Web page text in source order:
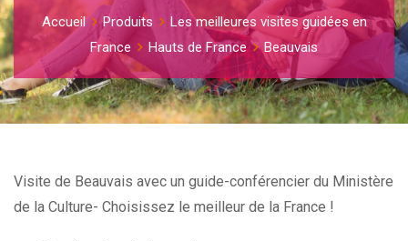
Accueil Produits
Les meilleures visites guidées en
France
Hauts de France Beauvais
Visite de Beauvais avec un guide-conférencier du Ministère
de la Culture- Choisissez le meilleur de la France !